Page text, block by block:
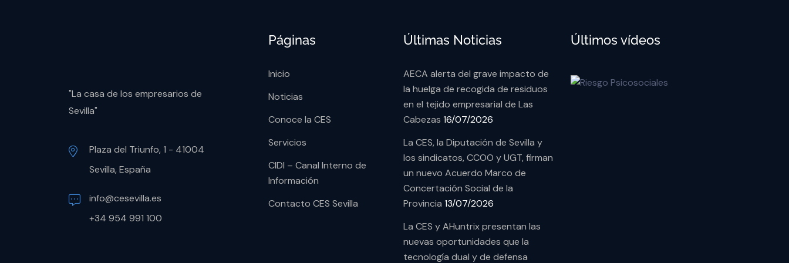
"La casa de los empresarios de
Sevilla"
Plaza del Triunfo, 1 - 41004
Sevilla, España
info@cesevilla.es
+34 954 991 100
Páginas
Inicio
Noticias
Conoce la CES
Servicios
CIDI – Canal Interno de
Información
Contacto CES Sevilla
Últimas Noticias
AECA alerta del grave impacto de
la huelga de recogida de residuos
en el tejido empresarial de Las
Cabezas 16/07/2026
La CES, la Diputación de Sevilla y
los sindicatos, CCOO y UGT, firman
un nuevo Acuerdo Marco de
Concertación Social de la
Provincia 13/07/2026
La CES y AHuntrix presentan las
nuevas oportunidades que la
tecnología dual y de defensa
Últimos vídeos